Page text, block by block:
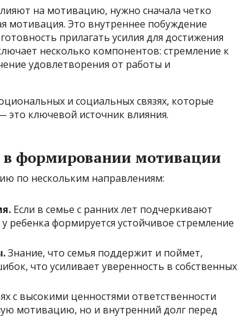
на мотивацию, нужно сначала четко
мотивация. Это внутреннее побуждение
прилагать усилия для достижения
несколько компонентов: стремление к
удовлетворения от работы и
и социальных связях, которые
это ключевой источник влияния.
в формировании мотивации
по нескольким направлениям:
Если в семье с ранних лет подчеркивают
ребенка формируется устойчивое стремление
Знание, что семья поддержит и поймет,
что усиливает уверенность в собственных
с высокими ценностями ответственности
мотивацию, но и внутренний долг перед